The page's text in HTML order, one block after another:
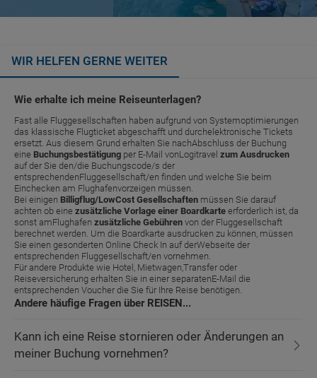
WIR HELFEN GERNE WEITER
Wie erhalte ich meine Reiseunterlagen?
Fast alle Fluggesellschaften haben aufgrund von Systemoptimierungen
das klassische Flugticket abgeschafft und durchelektronische Tickets
ersetzt. Aus diesem Grund erhalten Sie nachAbschluss der Buchung
eine Buchungsbestätigung per E-Mail vonLogitravel zum Ausdrucken
auf der Sie den/die Buchungscode/s der
entsprechendenFluggesellschaft/en finden und welche Sie beim
Einchecken am Flughafenvorzeigen müssen.
Bei einigen Billigflug/LowCost Gesellschaften müssen Sie darauf
achten ob eine zusätzliche Vorlage einer Boardkarte erforderlich ist, da
sonst amFlughafen zusätzliche Gebühren von der Fluggesellschaft
berechnet werden. Um die Boardkarte ausdrucken zu können, müssen
Sie einen gesonderten Online Check In auf derWebseite der
entsprechenden Fluggesellschaft/en vornehmen.
Für andere Produkte wie Hotel, Mietwagen,Transfer oder
Reiseversicherung erhalten Sie in einer separatenE-Mail die
entsprechenden Voucher die Sie für Ihre Reise benötigen.
Andere häufige Fragen über REISEN...
Kann ich eine Reise stornieren oder Änderungen an
meiner Buchung vornehmen?